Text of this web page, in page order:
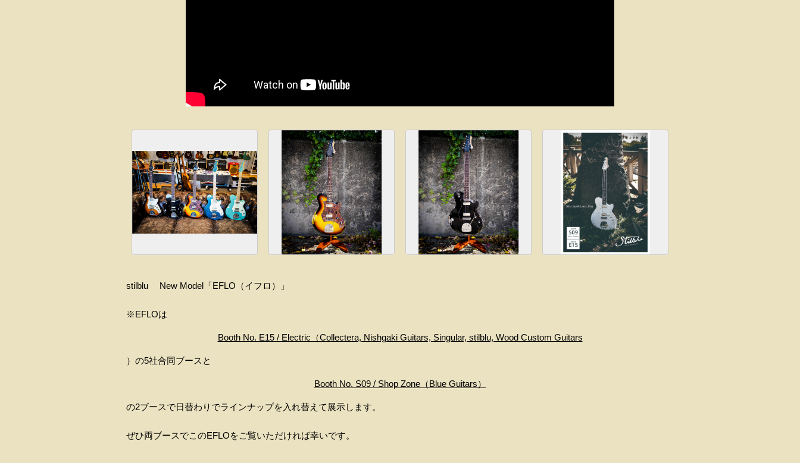
stilblu New Model「EFLO（イフロ）」
※EFLOは
Booth No. E15 / Electric（Collectera, Nishgaki Guitars, Singular, stilblu, Wood Custom Guitars
）の5社合同ブースと
Booth No. S09 / Shop Zone（Blue Guitars）
の2ブースで日替わりでラインナップを入れ替えて展示します。
ぜひ両ブースでこのEFLOをご覧いただければ幸いです。